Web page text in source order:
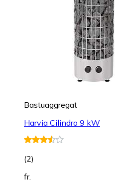
Bastuaggregat
Harvia Cilindro 9 kW
(2)
fr.